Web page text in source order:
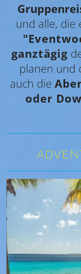
und alle, die
ganztägig
planen und
auch die
oder